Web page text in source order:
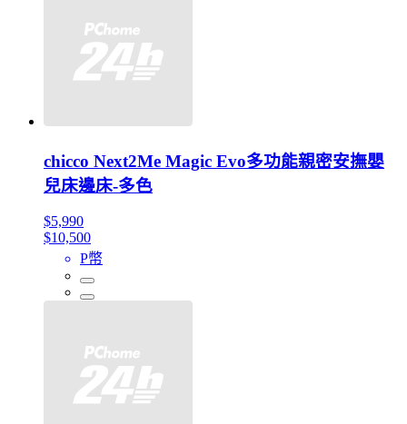
chicco Next2Me Magic Evo多功能親密安撫嬰
兒床邊床-多色
$5,990
$10,500
P幣